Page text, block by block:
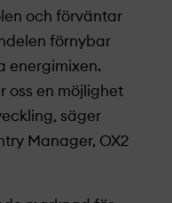
och förväntar
förnybar
energimixen.
oss en möjlighet
säger
Manager, OX2